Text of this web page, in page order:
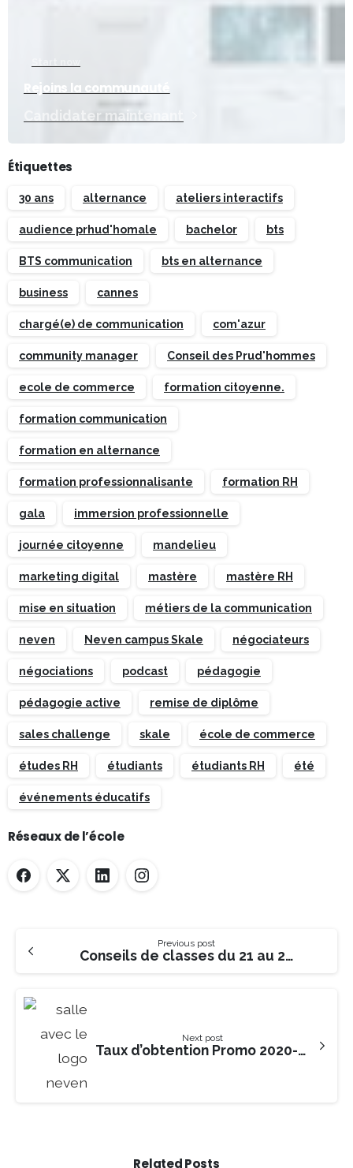
Rejoins la communauté
Candidater maintenant
Étiquettes
30 ans alternance ateliers interactifs
audience prhud'homale bachelor bts
BTS communication bts en alternance
business cannes
chargé(e) de communication com'azur
community manager Conseil des Prud'hommes
ecole de commerce formation citoyenne.
formation communication
formation en alternance
formation professionnalisante formation RH
gala immersion professionnelle
journée citoyenne mandelieu
marketing digital mastère mastère RH
mise en situation métiers de la communication
neven Neven campus Skale négociateurs
négociations podcast pédagogie
pédagogie active remise de diplôme
sales challenge skale école de commerce
études RH étudiants étudiants RH été
événements éducatifs
Réseaux de l’école
Previous post
Conseils de classes du 21 au 25 juin
Next post
Taux d’obtention Promo 2020-2021 – BTS
Related Posts